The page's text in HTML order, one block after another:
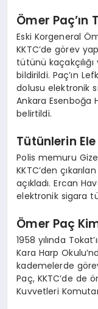
Ömer Paç’ın
Eski Korgeneral
KKTC’de görev
tütünü kaçakçılığı
bildirildi. Paç’ın
dolusu elektronik
Ankara Esenboğa
belirtildi.
Tütünlerin
Polis memuru
KKTC’den
açıkladı. Ercan
elektronik sigara
Ömer Paç
1958 yılında
Kara Harp
kademelerde
Paç, KKTC’de de
Kuvvetleri